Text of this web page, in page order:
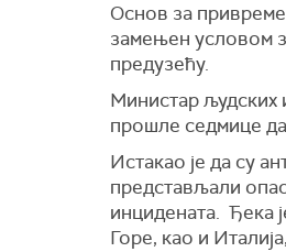
Основ за
замењен условом
предузећу.
Министар људских
прошле седмице
Истакао је да су
представљали
инцидената. Ђека
Горе, као и